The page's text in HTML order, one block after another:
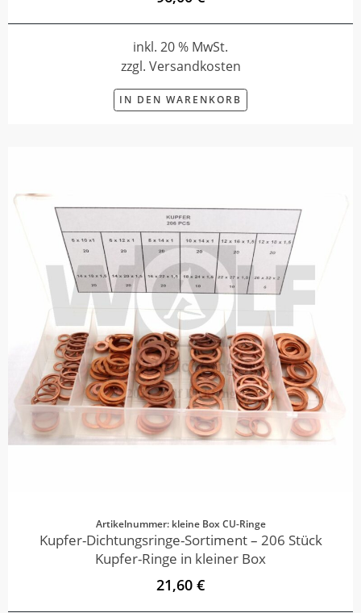
inkl. 20 % MwSt.
zzgl. Versandkosten
IN DEN WARENKORB
Artikelnummer: kleine Box CU-Ringe
Kupfer-Dichtungsringe-Sortiment – 206 Stück
Kupfer-Ringe in kleiner Box
21,60 €